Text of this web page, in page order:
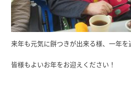
来年も元気に餅つきが出来る様、一年を
皆様もよいお年をお迎えください！